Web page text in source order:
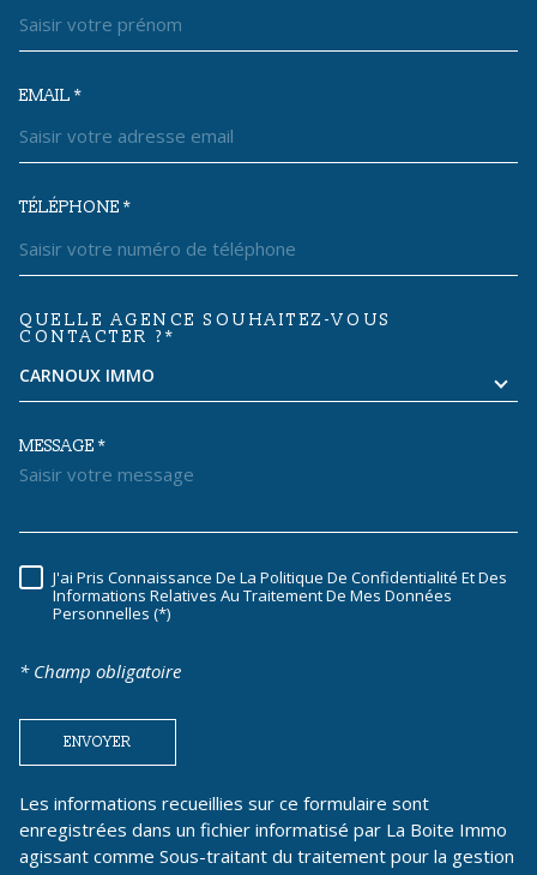
EMAIL *
TÉLÉPHONE *
TRAD_MELTEM_VOREDEMANDE
QUELLE AGENCE SOUHAITEZ-VOUS
CONTACTER ?*
CARNOUX IMMO
MESSAGE *
RÈGLEMENTATION
J'ai Pris Connaissance De La Politique De Confidentialité Et Des
Informations Relatives Au Traitement De Mes Données
Personnelles (*)
* Champ obligatoire
ENVOYER
Les informations recueillies sur ce formulaire sont
enregistrées dans un fichier informatisé par La Boite Immo
agissant comme Sous-traitant du traitement pour la gestion